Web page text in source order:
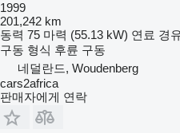
1999
201,242 km
동력 75 마력 (55.13 kW) 연료 경
구동 형식 후륜 구동
네덜란드, Woudenberg
cars2africa
판매자에게 연락